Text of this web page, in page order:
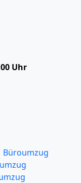
Uhr
Büroumzug